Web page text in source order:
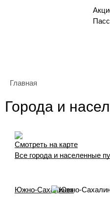
Главная
Города и
Смотреть на карте
Все города и населенные
Южно-Сахалинск